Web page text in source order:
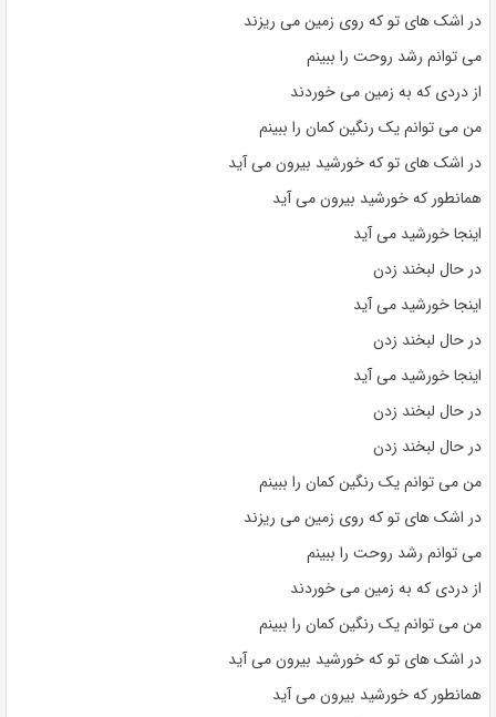
در اشک های تو که روی زمین می ریزند
می توانم رشد روحت را ببینم
از دردی که به زمین می خوردند
من می توانم یک رنگین کمان را ببینم
در اشک های تو که خورشید بیرون می آید
همانطور که خورشید بیرون می آید
اینجا خورشید می آید
در حال لبخند زدن
اینجا خورشید می آید
در حال لبخند زدن
اینجا خورشید می آید
در حال لبخند زدن
در حال لبخند زدن
من می توانم یک رنگین کمان را ببینم
در اشک های تو که روی زمین می ریزند
می توانم رشد روحت را ببینم
از دردی که به زمین می خوردند
من می توانم یک رنگین کمان را ببینم
در اشک های تو که خورشید بیرون می آید
همانطور که خورشید بیرون می آید